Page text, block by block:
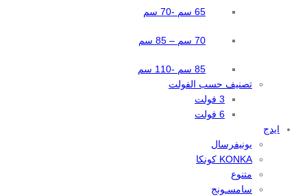
65 سم -70 سم
70 سم – 85 سم
85 سم -110 سم
تصنيف حسب الفولت
3 فولت
6 فولت
ايدج
يونيفرسال
KONKA كونكا
متنوع
سامسـونج